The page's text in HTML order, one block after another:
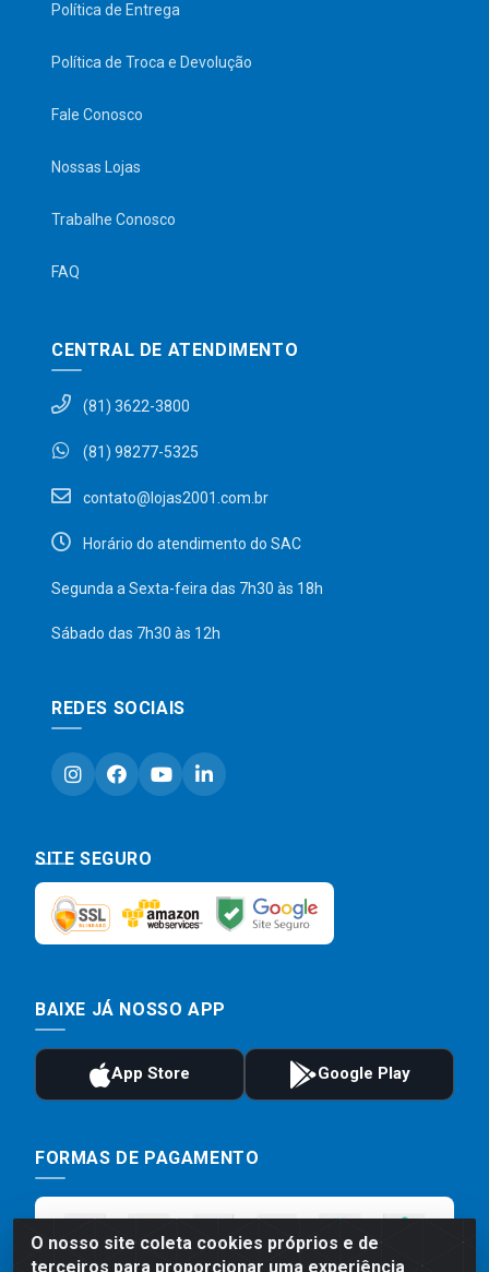
O nosso site coleta cookies próprios e de
terceiros para proporcionar uma experiência
Política de Entrega
Política de Troca e Devolução
Fale Conosco
Nossas Lojas
Trabalhe Conosco
FAQ
CENTRAL DE ATENDIMENTO
(81) 3622-3800
(81) 98277-5325
contato@lojas2001.com.br
Horário do atendimento do SAC
Segunda a Sexta-feira das 7h30 às 18h
Sábado das 7h30 às 12h
REDES SOCIAIS
SITE SEGURO
BAIXE JÁ NOSSO APP
FORMAS DE PAGAMENTO